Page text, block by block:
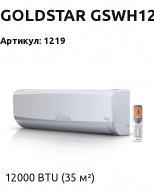
GOLDSTAR
Артикул: 1219
12000 BTU (35 м²)